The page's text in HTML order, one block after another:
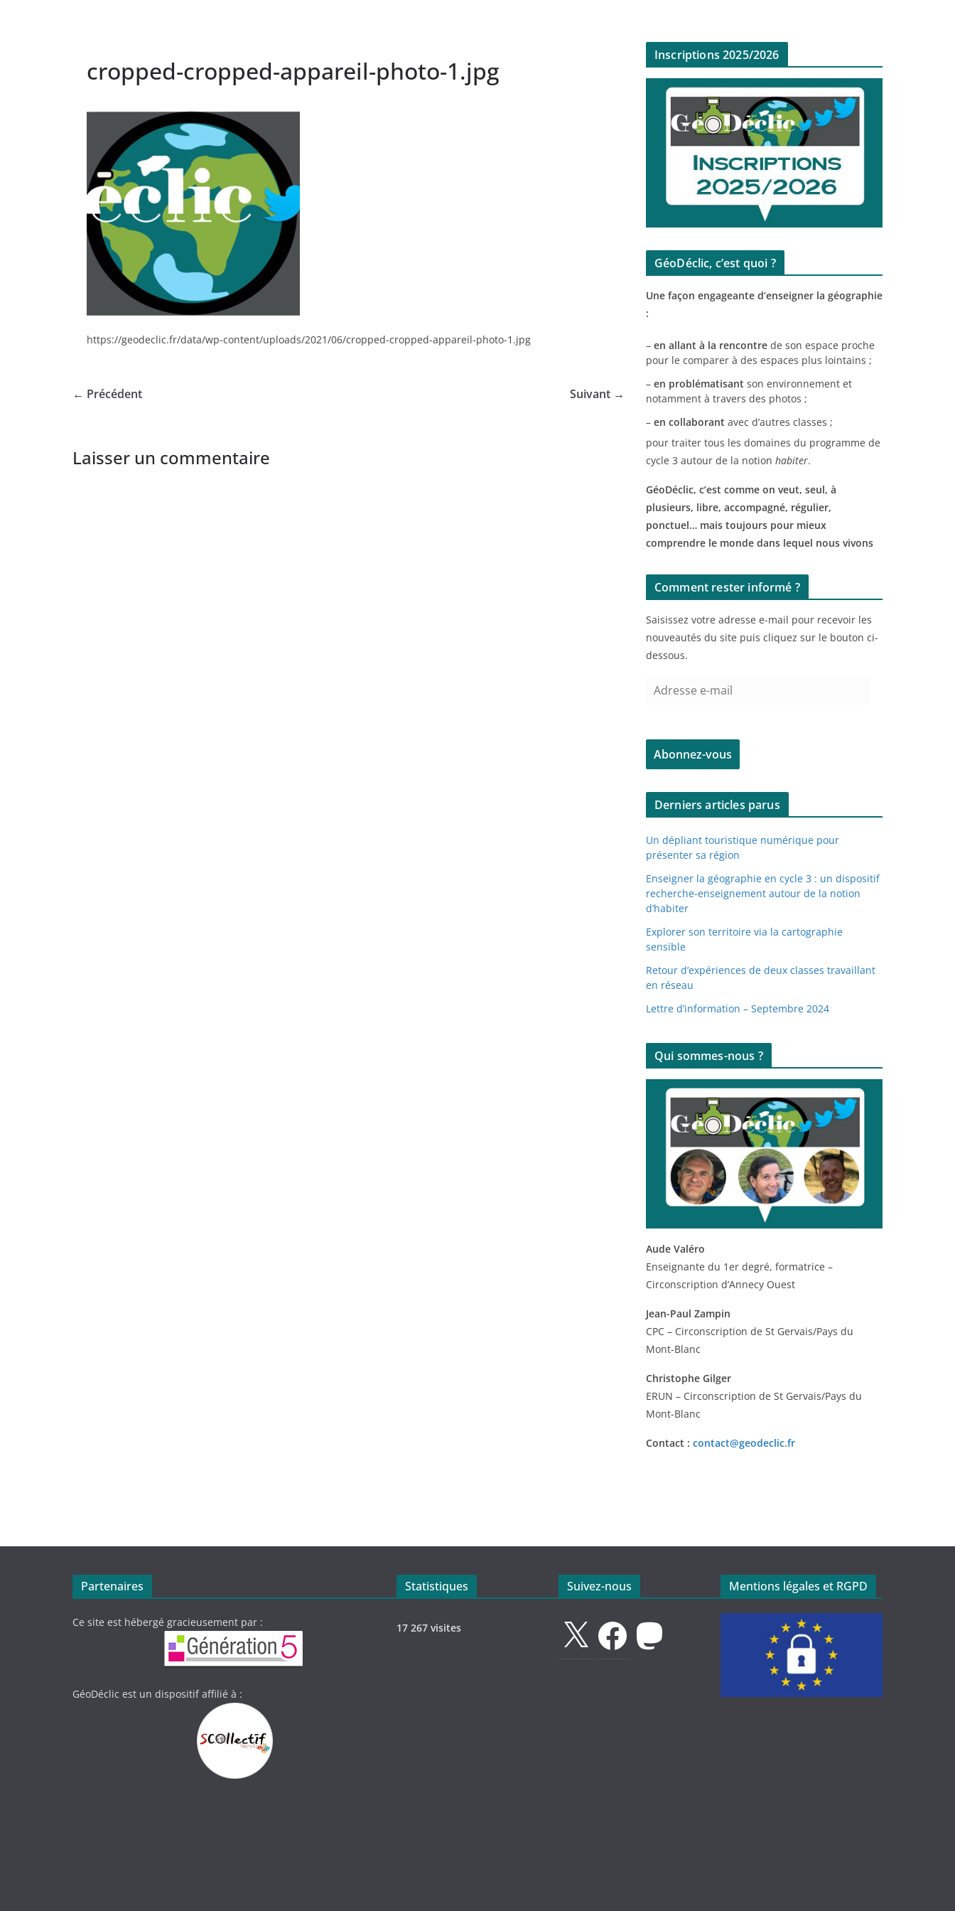
cropped-cropped-appareil-photo-1.jpg
https://geodeclic.fr/data/wp-content/uploads/2021/06/cropped-cropped-appareil-photo-1.jpg
← Précédent Suivant →
Laisser un commentaire
Inscriptions 2025/2026
GéoDéclic, c’est quoi ?
Une façon engageante d’enseigner la géographie
:
– en allant à la rencontre de son espace proche
pour le comparer à des espaces plus lointains ;
– en problématisant son environnement et
notamment à travers des photos ;
– en collaborant avec d’autres classes ;
pour traiter tous les domaines du programme de
cycle 3 autour de la notion habiter.
GéoDéclic, c’est comme on veut, seul, à
plusieurs, libre, accompagné, régulier,
ponctuel… mais toujours pour mieux
comprendre le monde dans lequel nous vivons
Comment rester informé ?
Saisissez votre adresse e-mail pour recevoir les
nouveautés du site puis cliquez sur le bouton ci-
dessous.
e
s
e
m
a
i
l
Abonnez-vous
Derniers articles parus
Un dépliant touristique numérique pour
présenter sa région
Enseigner la géographie en cycle 3 : un dispositif
recherche-enseignement autour de la notion
d’habiter
Explorer son territoire via la cartographie
sensible
Retour d’expériences de deux classes travaillant
en réseau
Lettre d’information – Septembre 2024
Qui sommes-nous ?
Aude Valéro
Enseignante du 1er degré, formatrice –
Circonscription d’Annecy Ouest
Jean-Paul Zampin
CPC – Circonscription de St Gervais/Pays du
Mont-Blanc
Christophe Gilger
ERUN – Circonscription de St Gervais/Pays du
Mont-Blanc
Contact : contact@geodeclic.fr
Partenaires
Ce site est hébergé gracieusement par :
GéoDéclic est un dispositif affilié à :
Statistiques
17 267 visites
Suivez-nous
FacebookMastodon
Mentions légales et RGPD